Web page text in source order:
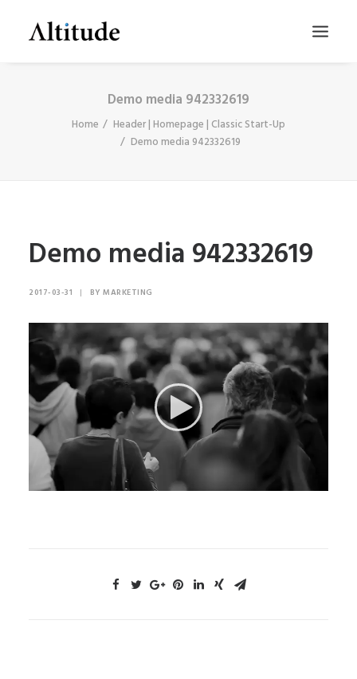
SEARCH
Demo media 942332619
Home
Header | Homepage | Classic Start-Up
Demo media 942332619
Demo media 942332619
2017-03-31 | BY MARKETING